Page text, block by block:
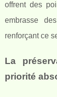
offrent des
embrasse
renforçant ce
La
priorité